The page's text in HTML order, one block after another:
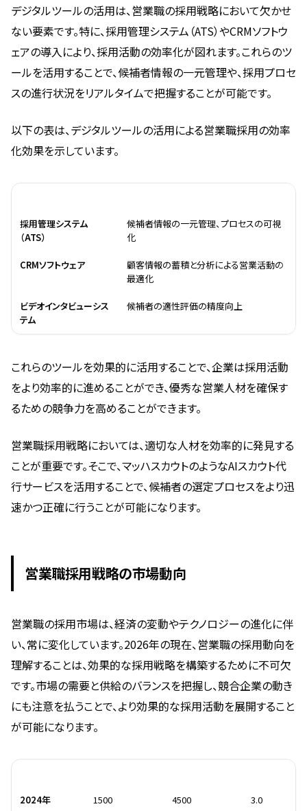
デジタルツールの活用は、営業職の採用戦略において欠かせ
ない要素です。特に、採用管理システム（ATS）やCRMソフトウ
ェアの導入により、採用活動の効率化が図れます。これらのツ
ールを活用することで、候補者情報の一元管理や、採用プロセ
スの進行状況をリアルタイムで把握することが可能です。
以下の表は、デジタルツールの活用による営業職採用の効率
化効果を示しています。
採用管理システム
（ATS）
候補者情報の一元管理、プロセスの可視
化
CRMソフトウェア
顧客情報の蓄積と分析による営業活動の
最適化
ビデオインタビューシス
テム
候補者の適性評価の精度向上
これらのツールを効果的に活用することで、企業は採用活動
をより効率的に進めることができ、優秀な営業人材を確保す
るための競争力を高めることができます。
営業職採用戦略においては、適切な人材を効率的に発見する
ことが重要です。そこで、マッハスカウトのようなAIスカウト代
行サービスを活用することで、候補者の選定プロセスをより迅
速かつ正確に行うことが可能になります。
営業職採用戦略の市場動向
営業職の採用市場は、経済の変動やテクノロジーの進化に伴
い、常に変化しています。2026年の現在、営業職の採用動向を
理解することは、効果的な採用戦略を構築するために不可欠
です。市場の需要と供給のバランスを把握し、競合企業の動き
にも注意を払うことで、より効果的な採用活動を展開すること
が可能になります。
2024年 1500 4500 3.0